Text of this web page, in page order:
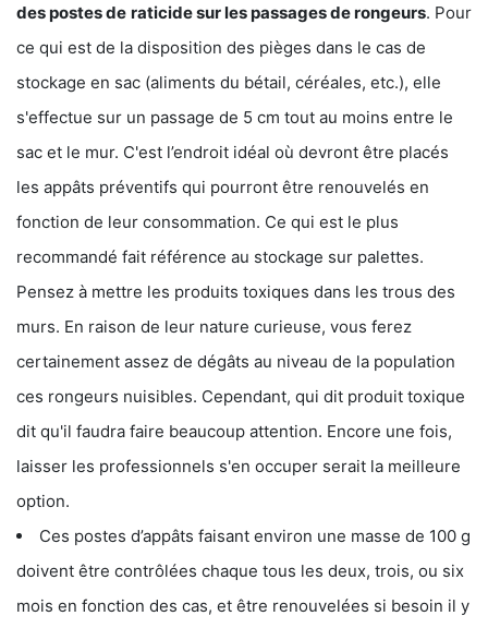
des postes de raticide sur les passages de rongeurs. Pour
ce qui est de la disposition des pièges dans le cas de
stockage en sac (aliments du bétail, céréales, etc.), elle
s'effectue sur un passage de 5 cm tout au moins entre le
sac et le mur. C'est l’endroit idéal où devront être placés
les appâts préventifs qui pourront être renouvelés en
fonction de leur consommation. Ce qui est le plus
recommandé fait référence au stockage sur palettes.
Pensez à mettre les produits toxiques dans les trous des
murs. En raison de leur nature curieuse, vous ferez
certainement assez de dégâts au niveau de la population
ces rongeurs nuisibles. Cependant, qui dit produit toxique
dit qu'il faudra faire beaucoup attention. Encore une fois,
laisser les professionnels s'en occuper serait la meilleure
option.
Ces postes d’appâts faisant environ une masse de 100 g
doivent être contrôlées chaque tous les deux, trois, ou six
mois en fonction des cas, et être renouvelées si besoin il y